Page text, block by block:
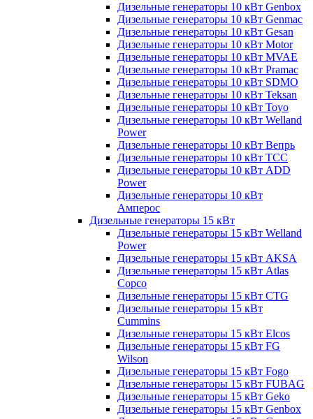
Дизельные генераторы 10 кВт Genbox
Дизельные генераторы 10 кВт Genmac
Дизельные генераторы 10 кВт Gesan
Дизельные генераторы 10 кВт Motor
Дизельные генераторы 10 кВт MVAE
Дизельные генераторы 10 кВт Pramac
Дизельные генераторы 10 кВт SDMO
Дизельные генераторы 10 кВт Teksan
Дизельные генераторы 10 кВт Toyo
Дизельные генераторы 10 кВт Welland
Power
Дизельные генераторы 10 кВт Вепрь
Дизельные генераторы 10 кВт ТСС
Дизельные генераторы 10 кВт ADD
Power
Дизельные генераторы 10 кВт
Амперос
Дизельные генераторы 15 кВт
Дизельные генераторы 15 кВт Welland
Power
Дизельные генераторы 15 кВт AKSA
Дизельные генераторы 15 кВт Atlas
Copco
Дизельные генераторы 15 кВт CTG
Дизельные генераторы 15 кВт
Cummins
Дизельные генераторы 15 кВт Elcos
Дизельные генераторы 15 кВт FG
Wilson
Дизельные генераторы 15 кВт Fogo
Дизельные генераторы 15 кВт FUBAG
Дизельные генераторы 15 кВт Geko
Дизельные генераторы 15 кВт Genbox